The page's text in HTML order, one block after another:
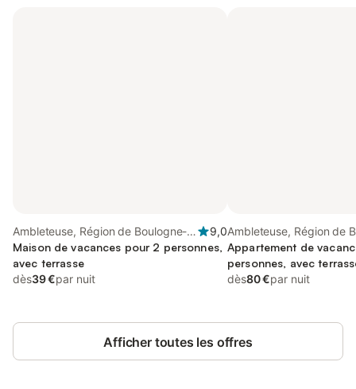
Ambleteuse, Région de Boulogne-
sur-Mer
9,0
Maison de vacances pour 2 personnes,
avec terrasse
dès39 €par nuit
Ambleteuse, Région de
Appartement de
personnes, avec
dès80 €par nuit
Afficher toutes les offres